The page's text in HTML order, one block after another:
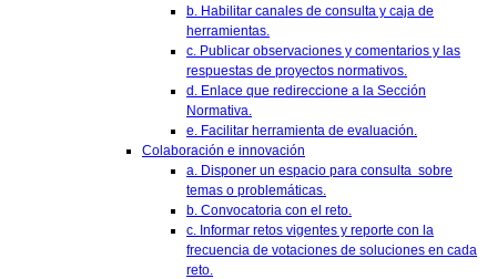
b. Habilitar canales de consulta y caja de
herramientas.
c. Publicar observaciones y comentarios y las
respuestas de proyectos normativos.
d. Enlace que redireccione a la Sección
Normativa.
e. Facilitar herramienta de evaluación.
Colaboración e innovación
a. Disponer un espacio para consulta sobre
temas o problemáticas.
b. Convocatoria con el reto.
c. Informar retos vigentes y reporte con la
frecuencia de votaciones de soluciones en cada
reto.